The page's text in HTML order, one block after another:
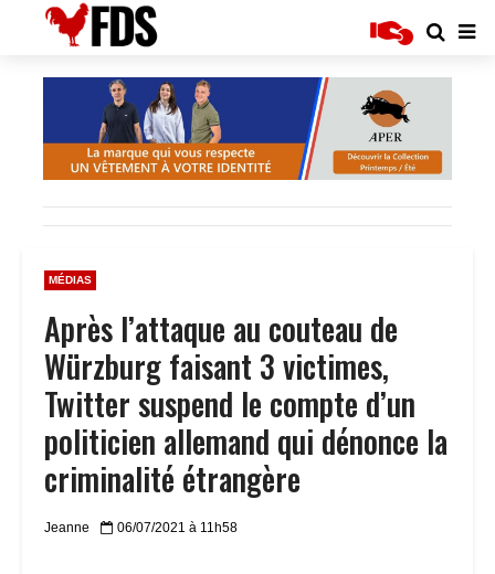
MÉDIAS
Après l’attaque au couteau de
Würzburg faisant 3 victimes,
Twitter suspend le compte d’un
politicien allemand qui dénonce la
criminalité étrangère
Jeanne 06/07/2021 à 11h58